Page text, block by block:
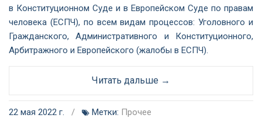
в Конституционном Суде и в Европейском Суде по правам
человека (ЕСПЧ), по всем видам процессов: Уголовного и
Гражданского, Административного и Конституционного,
Арбитражного и Европейского (жалобы в ЕСПЧ).
Читать дальше →
22 мая 2022 г. / Метки: Прочее